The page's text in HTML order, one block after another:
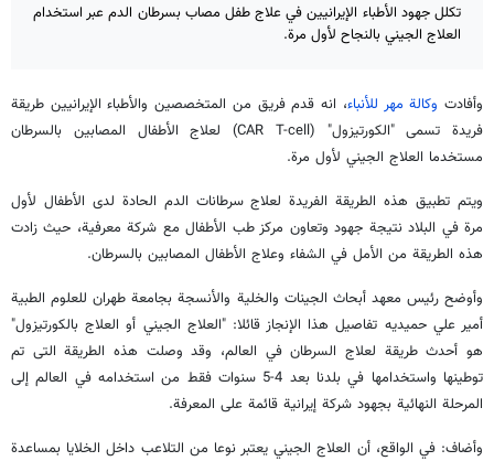
تکلل جهود الأطباء الإيرانيین في علاج طفل مصاب بسرطان الدم عبر استخدام
العلاج الجيني بالنجاح لأول مرة.
وأفادت وكالة مهر للأنباء، انه قدم فريق من المتخصصين والأطباء الإيرانيين طريقة
فريدة تسمى "الكورتيزول" (CAR T-cell) لعلاج الأطفال المصابين بالسرطان
مستخدما العلاج الجيني لأول مرة.
ويتم تطبيق هذه الطريقة الفريدة لعلاج سرطانات الدم الحادة لدى الأطفال لأول
مرة في البلاد نتيجة جهود وتعاون مركز طب الأطفال مع شركة معرفية، حيث زادت
هذه الطريقة من الأمل في الشفاء وعلاج الأطفال المصابين بالسرطان.
وأوضح رئيس معهد أبحاث الجينات والخلية والأنسجة بجامعة طهران للعلوم الطبية
أمير علي حميديه تفاصيل هذا الإنجاز قائلا: "العلاج الجيني أو العلاج بالكورتيزول"
هو أحدث طريقة لعلاج السرطان في العالم، وقد وصلت هذه الطریقة التی تم
توطينها واستخدامها في بلدنا بعد 4-5 سنوات فقط من استخدامه في العالم إلى
المرحلة النهائية بجهود شركة إيرانية قائمة على المعرفة.
وأضاف: في الواقع، أن العلاج الجيني يعتبر نوعا من التلاعب داخل الخلايا بمساعدة